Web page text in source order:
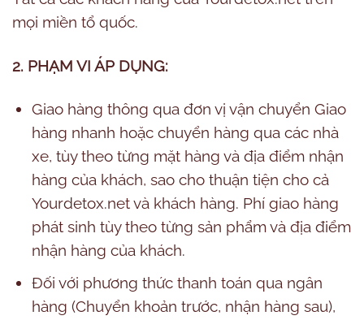
mọi miền tổ quốc.
2. PHẠM VI ÁP DỤNG:
Giao hàng thông qua đơn vị vận chuyển Giao
hàng nhanh hoặc chuyển hàng qua các nhà
xe, tùy theo từng mặt hàng và địa điểm nhận
hàng của khách, sao cho thuận tiện cho cả
Yourdetox.net và khách hàng. Phí giao hàng
phát sinh tùy theo từng sản phẩm và địa điểm
nhận hàng của khách.
Đối với phương thức thanh toán qua ngân
hàng (Chuyển khoản trước, nhận hàng sau),